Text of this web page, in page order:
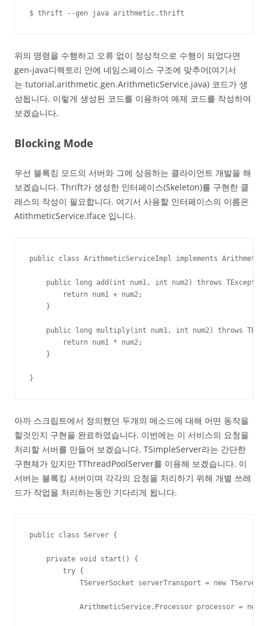
$ thrift --gen java arithmetic.thrift
위의 명령을 수행하고 오류 없이 정상적으로 수행이 되었다면
gen-java디렉토리 안에 네임스페이스 구조에 맞추어(여기서
는 tutorial.arithmetic.gen.ArithmeticService.java) 코드가 생
성됩니다. 이렇게 생성된 코드를 이용하여 예제 코드를 작성하여
보겠습니다.
Blocking Mode
우선 블록킹 모드의 서버와 그에 상응하는 클라이언트 개발을 해
보겠습니다. Thrift가 생성한 인터페이스(Skeleton)를 구현한 클
래스의 작성이 필요합니다. 여기서 사용할 인터페이스의 이름은
AtithmeticService.Iface 입니다.
public class ArithmeticServiceImpl implements
public long add(int num1, int num2) throws
        return num1 + num2;
    }
public long multiply(int num1, int num2) throws
        return num1 * num2;
    }
}
아까 스크립트에서 정의했던 두개의 메소드에 대해 어떤 동작을
할것인지 구현을 완료하였습니다. 이번에는 이 서비스의 요청을
처리할 서버를 만들어 보겠습니다. TSimpleServer라는 간단한
구현체가 있지만 TThreadPoolServer를 이용해 보겠습니다. 이
서버는 블록킹 서버이며 각각의 요청을 처리하기 위해 개별 쓰레
드가 작업을 처리하는동안 기다리게 됩니다.
public class Server {
    private void start() {
        try {
TServerSocket serverTransport = new
ArithmeticService.Processor processor = new